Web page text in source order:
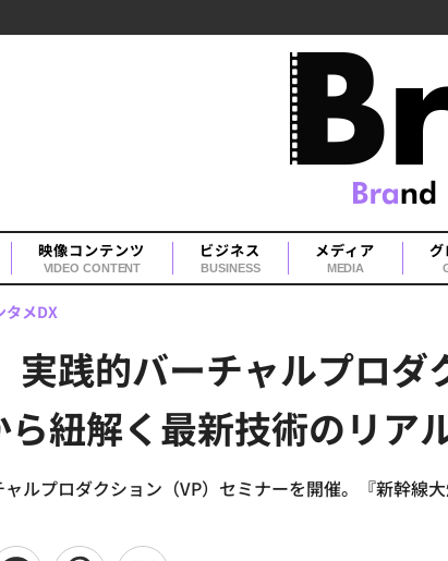
映像コンテンツ
VIDEO CONTENT
ビジネス
BUSINESS
メディア
MEDIA
践的バーチャルプロダ
ら紐解く最新技術のリア
ルプロダクション（VP）セミナーを開催。『新幹線
タメDX